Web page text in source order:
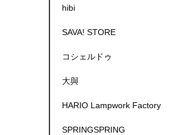
hibi
SAVA! STORE
コシェルドゥ
大與
HARIO Lampwork Factory
SPRINGSPRING